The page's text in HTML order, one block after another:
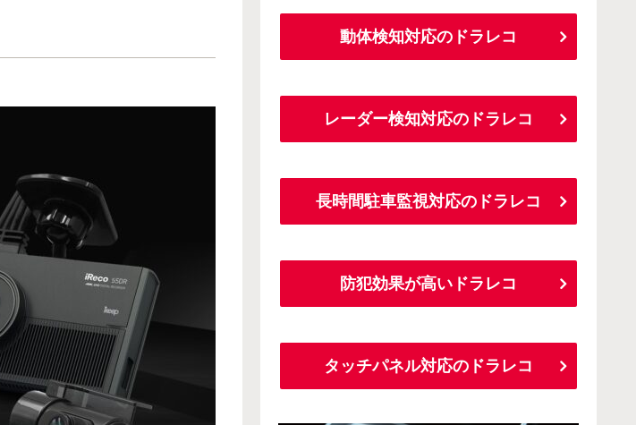
動体検知対応のドラレコ
レーダー検知対応のドラレコ
長時間駐車監視対応のドラレコ
防犯効果が高いドラレコ
タッチパネル対応のドラレコ